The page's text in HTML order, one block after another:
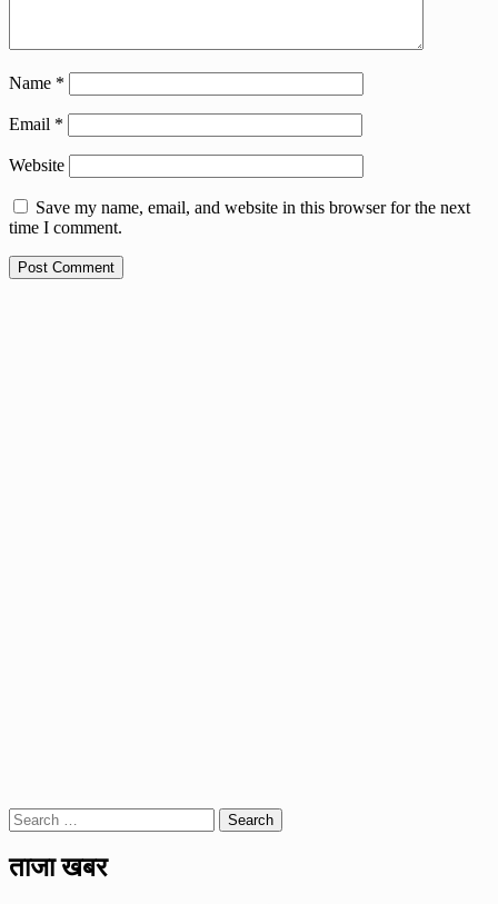
Name *
Email *
Website
Save my name, email, and website in this browser for the next
time I comment.
Search
for:
ताजा खबर